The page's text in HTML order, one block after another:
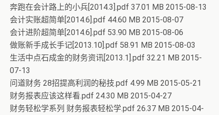
奔跑在会计路上的小兵[2014.3].pdf 37.01 MB 2015-08-13
会计实账超简单[2014.6].pdf 44.60 MB 2015-08-07
会计进阶超简单[2014.6].pdf 53.90 MB 2015-08-06
做账新手成长手记[2013.10].pdf 58.91 MB 2015-08-03
生活中点石成金的财务资讯[2013.1].pdf 32.21 MB 2015-
07-13
问道财务 28招提高利润的秘技.pdf 4.99 MB 2015-05-21
财务报表应该这样看.pdf 24.30 MB 2015-04-27
财务轻松学系列 财务报表轻松学.pdf 26.37 MB 2015-04-